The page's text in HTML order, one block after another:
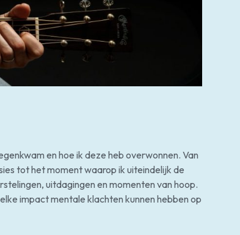
en hoe ik deze heb overwonnen. Van
tot het moment waarop ik uiteindelijk de
uitdagingen en momenten van hoop.
impact mentale klachten kunnen hebben op